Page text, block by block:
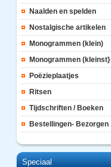
Naalden en spelden
Nostalgische artikelen
Monogrammen (klein)
Monogrammen (kleinst}
Poëzieplaatjes
Ritsen
Tijdschriften / Boeken
Bestellingen- Bezorgen
Speciaal